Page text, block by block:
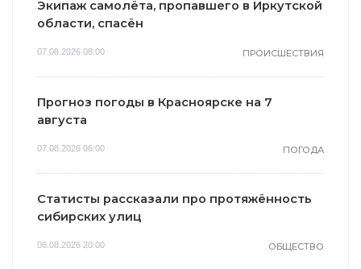
Экипаж самолёта, пропавшего в Иркутской
области, спасён
07.08.2026 08:00 ПРОИСШЕСТВИЯ
Прогноз погоды в Красноярске на 7
августа
07.08.2026 06:00 ПОГОДА
Статисты рассказали про протяжённость
сибирских улиц
06.08.2026 20:00 ОБЩЕСТВО